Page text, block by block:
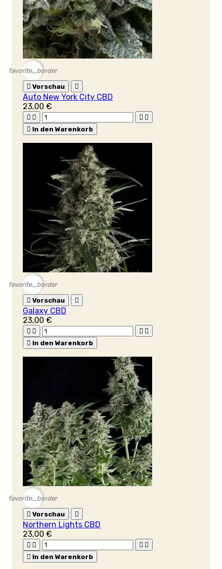
favorite_border
 Vorschau 
Auto New York City CBD
23,00 €
   
 In den Warenkorb
favorite_border
 Vorschau 
Galaxy CBD
23,00 €
   
 In den Warenkorb
favorite_border
 Vorschau 
Northern Lights CBD
23,00 €
   
 In den Warenkorb